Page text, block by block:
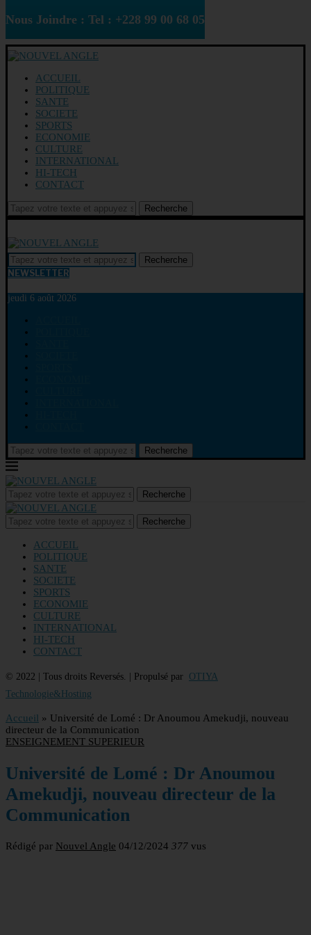
Nous Joindre : Tel : +228 99 00 68 05
ACCUEIL
POLITIQUE
SANTE
SOCIETE
SPORTS
ECONOMIE
CULTURE
INTERNATIONAL
HI-TECH
CONTACT
Recherche
Recherche
NEWSLETTER
jeudi 6 août 2026
Recherche
Recherche
Recherche
ACCUEIL
POLITIQUE
SANTE
SOCIETE
SPORTS
ECONOMIE
CULTURE
INTERNATIONAL
HI-TECH
CONTACT
© 2022 | Tous droits Reversés. | Propulsé par OTIYA
Technologie&Hosting
Accueil » Université de Lomé : Dr Anoumou Amekudji, nouveau
directeur de la Communication
ENSEIGNEMENT SUPERIEUR
Université de Lomé : Dr Anoumou
Amekudji, nouveau directeur de la
Communication
Rédigé par Nouvel Angle 04/12/2024 377 vus